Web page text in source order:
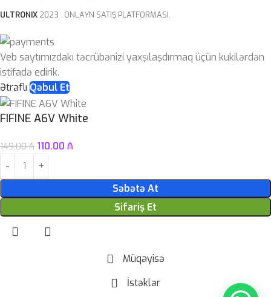
ULTRONIX 2023 . ONLAYN SATIŞ PLATFORMASI.
Veb saytımızdakı təcrübənizi yaxşılaşdırmaq üçün kukilərdən
istifadə edirik.
Ətraflı Qəbul Et
FIFINE A6V White
149.00₼ 110.00 ₼
Səbətə At
Sifariş Et
Müqayisə
İstəklər